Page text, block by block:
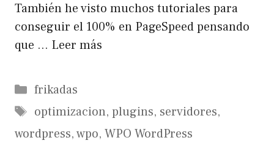
También he visto muchos tutoriales para
conseguir el 100% en PageSpeed pensando
que … Leer más
Categorías
frikadas
Etiquetas
optimizacion, plugins, servidores,
wordpress,wpo, WPO WordPress